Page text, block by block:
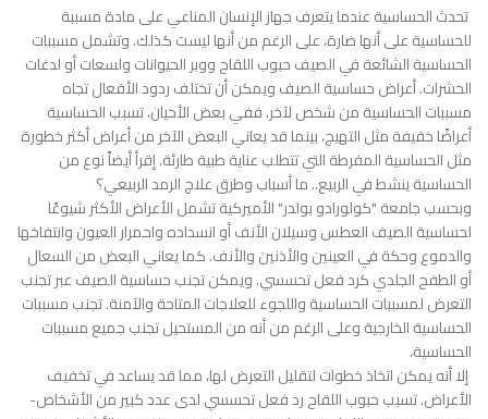
تحدث الحساسية عندما يتعرف جهاز الإنسان المناعي على مادة مسببة
للحساسية على أنها ضارة، على الرغم من أنها ليست كذلك. وتشمل مسببات
الحساسية الشائعة في الصيف حبوب اللقاح ووبر الحيوانات ولسعات أو لدغات
الحشرات. أعراض حساسية الصيف ويمكن أن تختلف ردود الأفعال تجاه
مسببات الحساسية من شخص لآخر. ففي بعض الأحيان، تسبب الحساسية
أعراضًا خفيفة مثل التهيج، بينما قد يعاني البعض الآخر من أعراض أكثر خطورة
مثل الحساسية المفرطة التي تتطلب عناية طبية طارئة. إقرأ أيضاً نوع من
الحساسية ينشط في الربيع.. ما أسباب وطرق علاج الرمد الربيعي؟
وبحسب جامعة "كولورادو بولدر" الأميركية تشمل الأعراض الأكثر شيوعًا
لحساسية الصيف العطس وسيلان الأنف أو انسداده واحمرار العيون وانتفاخها
والدموع وحكة في العينين والأذنين والأنف. كما يعاني البعض من السعال
أو الطفح الجلدي كرد فعل تحسسي. ويمكن تجنب حساسية الصيف عبر تجنب
التعرض لمسببات الحساسية واللجوء للعلاجات المتاحة والآمنة. تجنب مسببات
الحساسية الخارجية وعلى الرغم من أنه من المستحيل تجنب جميع مسببات
الحساسية،
إلا أنه يمكن اتخاذ خطوات لتقليل التعرض لها، مما قد يساعد في تخفيف
الأعراض. تسبب حبوب اللقاح رد فعل تحسسي لدى عدد كبير من الأشخاص-